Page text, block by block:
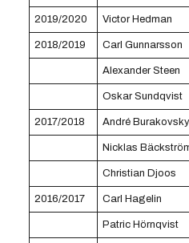
2019/2020 Victor Hedman
2018/2019 Carl Gunnarsson
Alexander Steen
Oskar Sundqvist
2017/2018 André Burakovsky
Nicklas
Christian Djoos
2016/2017 Carl Hagelin
Patric Hörnqvist